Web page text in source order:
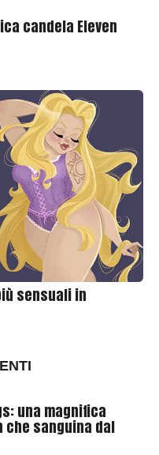
candela Eleven
sensuali in
una magnifica
che sanguina dal